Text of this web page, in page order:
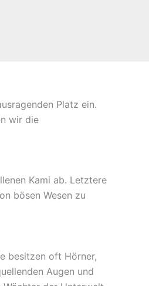
Platz ein.
wir die
Kami ab. Letztere
bösen Wesen zu
besitzen oft Hörner,
Augen und